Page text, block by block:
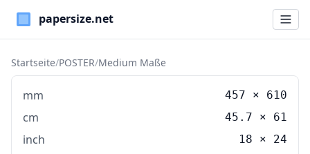
Paper Sizes
Startseite/POSTER/Medium Maße
mm 457 × 610
cm 45.7 × 61
inch 18 × 24